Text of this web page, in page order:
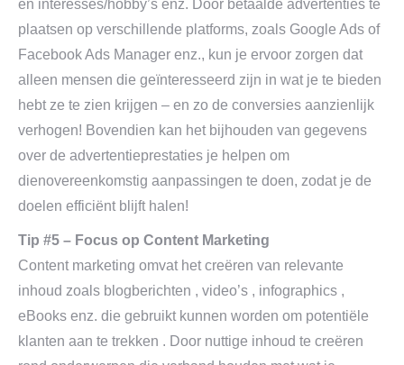
en interesses/hobby’s enz. Door betaalde advertenties te
plaatsen op verschillende platforms, zoals Google Ads of
Facebook Ads Manager enz., kun je ervoor zorgen dat
alleen mensen die geïnteresseerd zijn in wat je te bieden
hebt ze te zien krijgen – en zo de conversies aanzienlijk
verhogen! Bovendien kan het bijhouden van gegevens
over de advertentieprestaties je helpen om
dienovereenkomstig aanpassingen te doen, zodat je de
doelen efficiënt blijft halen!
Tip #5 – Focus op Content Marketing
Content marketing omvat het creëren van relevante
inhoud zoals blogberichten , video’s , infographics ,
eBooks enz. die gebruikt kunnen worden om potentiële
klanten aan te trekken . Door nuttige inhoud te creëren